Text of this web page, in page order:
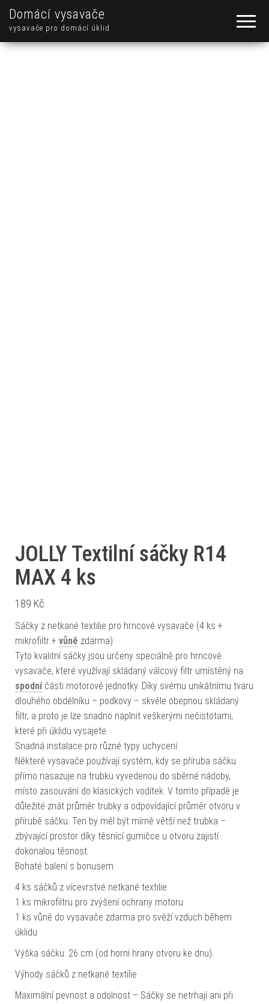
Domácí vysavače
vysavače pro domácí úklid
JOLLY Textilní sáčky R14
MAX 4 ks
189 Kč
Sáčky z netkané textilie pro hrncové vysavače (4 ks +
mikrofiltr + vůně zdarma)
Tyto kvalitní sáčky jsou určeny speciálně pro hrncové
vysavače, které využívají skládaný válcový filtr umístěný na
spodníčásti motorové jednotky. Díky svému unikátnímu tvaru
dlouhého obdélníku – podkovy – skvěle obepnou skládaný
filtr, a proto je lze snadno naplnit veškerými nečistotami,
které při úklidu vysajete.
Snadná instalace pro různé typy uchycení
Některé vysavače používají systém, kdy se příruba sáčku
přímo nasazuje na trubku vyvedenou do sběrné nádoby,
místo zasouvání do klasických vodítek. V tomto případě je
důležité znát průměr trubky a odpovídající průměr otvoru v
přírubě sáčku. Ten by měl být mírně větší než trubka –
zbývající prostor díky těsnící gumičce u otvoru zajistí
dokonalou těsnost.
Bohaté balení s bonusem
4 ks sáčků z vícevrstvé netkané textilie
1 ks mikrofiltru pro zvýšení ochrany motoru
1 ks vůně do vysavače zdarma pro svěží vzduch během
úklidu
Výška sáčku: 26 cm (od horní hrany otvoru ke dnu).
Výhody sáčků z netkané textilie
Maximální pevnost a odolnost – Sáčky se netrhají ani při